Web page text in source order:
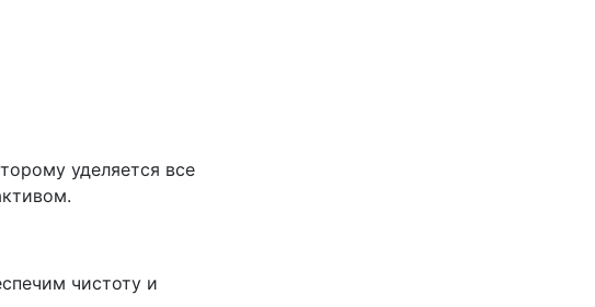
уделяется все
чистоту и